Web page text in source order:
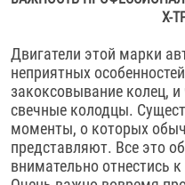
Х-
Двигатели этой марки
неприятных
закоксовывание колец,
свечные колодцы.
моменты, о которых
представляют. Все это
внимательно отнестись